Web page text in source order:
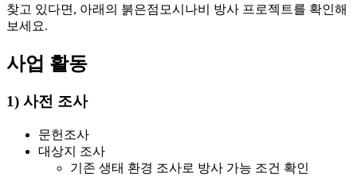
찾고 있다면, 아래의 붉은점모시나비 방사 프로젝트를 확인해
보세요.
사업 활동
1) 사전 조사
문헌조사
대상지 조사
기존 생태 환경 조사로 방사 가능 조건 확인